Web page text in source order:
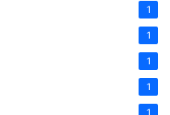
1
1
1
1
1